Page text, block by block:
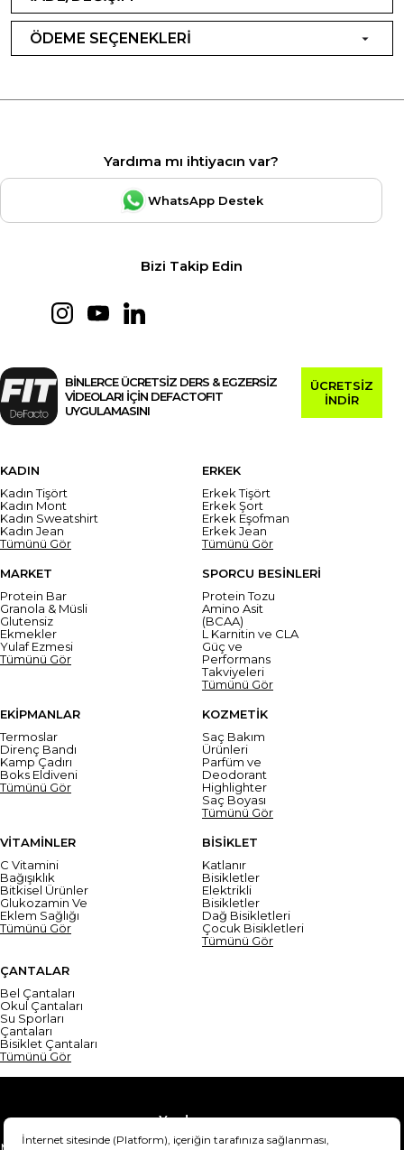
ÖDEME SEÇENEKLERİ
Yardıma mı ihtiyacın var?
WhatsApp Destek
Bizi Takip Edin
BİNLERCE ÜCRETSİZ DERS & EGZERSİZ
VİDEOLARI İÇİN DEFACTOFIT
UYGULAMASINI
ÜCRETSİZ
İNDİR
KADIN
Kadın Tişört
Kadın Mont
Kadın Sweatshirt
Kadın Jean
Tümünü Gör
ERKEK
Erkek Tişört
Erkek Şort
Erkek Eşofman
Erkek Jean
Tümünü Gör
MARKET
Protein Bar
Granola & Müsli
Glutensiz
Ekmekler
Yulaf Ezmesi
Tümünü Gör
SPORCU BESİNLERİ
Protein Tozu
Amino Asit
(BCAA)
L Karnitin ve CLA
Güç ve
Performans
Takviyeleri
Tümünü Gör
EKİPMANLAR
Termoslar
Direnç Bandı
Kamp Çadırı
Boks Eldiveni
Tümünü Gör
KOZMETİK
Saç Bakım
Ürünleri
Parfüm ve
Deodorant
Highlighter
Saç Boyası
Tümünü Gör
VİTAMİNLER
C Vitamini
Bağışıklık
Bitkisel Ürünler
Glukozamin Ve
Eklem Sağlığı
Tümünü Gör
BİSİKLET
Katlanır
Bisikletler
Elektrikli
Bisikletler
Dağ Bisikletleri
Çocuk Bisikletleri
Tümünü Gör
ÇANTALAR
Bel Çantaları
Okul Çantaları
Su Sporları
Çantaları
Bisiklet Çantaları
Tümünü Gör
Yardım